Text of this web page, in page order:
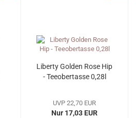
Liberty Golden Rose Hip
- Teeobertasse 0,28l
UVP 22,70 EUR
Nur 17,03 EUR